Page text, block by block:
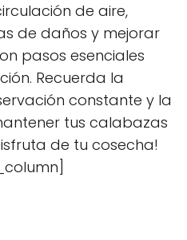
de aire,
de daños y mejorar
pasos esenciales
Recuerda la
constante y la
tus calabazas
de tu cosecha!